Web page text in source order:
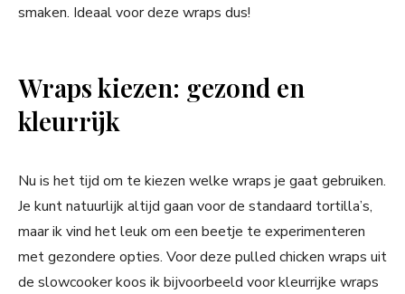
smaken. Ideaal voor deze wraps dus!
Wraps kiezen: gezond en
kleurrijk
Nu is het tijd om te kiezen welke wraps je gaat gebruiken.
Je kunt natuurlijk altijd gaan voor de standaard tortilla’s,
maar ik vind het leuk om een beetje te experimenteren
met gezondere opties. Voor deze pulled chicken wraps uit
de slowcooker koos ik bijvoorbeeld voor kleurrijke wraps